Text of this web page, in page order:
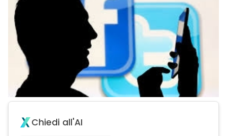
Chiedi all'AI